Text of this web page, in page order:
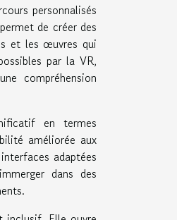
personnalisés
de créer des
et les œuvres qui
par la VR,
compréhension
en termes
améliorée aux
adaptées
dans des